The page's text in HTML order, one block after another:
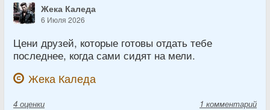
Жека Каледа
6 Июля 2026
Цени друзей, которые готовы отдать тебе
последнее, когда сами сидят на мели.
Жека Каледа
4 оценки 1 комментарий